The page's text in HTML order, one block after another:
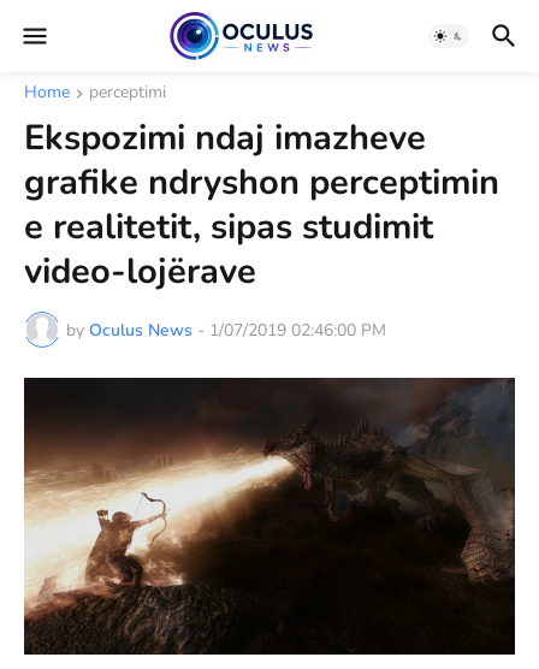
Home perceptimi
Ekspozimi ndaj imazheve
grafike ndryshon perceptimin
e realitetit, sipas studimit
video-lojërave
by Oculus News - 1/07/2019 02:46:00 PM